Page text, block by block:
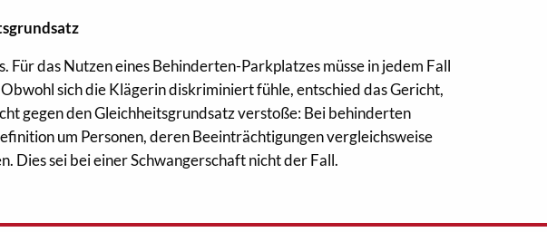
Für das Nutzen eines Behinderten-Parkplatzes müsse in jedem Fall
sich die Klägerin diskriminiert fühle, entschied das Gericht,
gegen den Gleichheitsgrundsatz verstoße: Bei behinderten
um Personen, deren Beeinträchtigungen vergleichsweise
Dies sei bei einer Schwangerschaft nicht der Fall.